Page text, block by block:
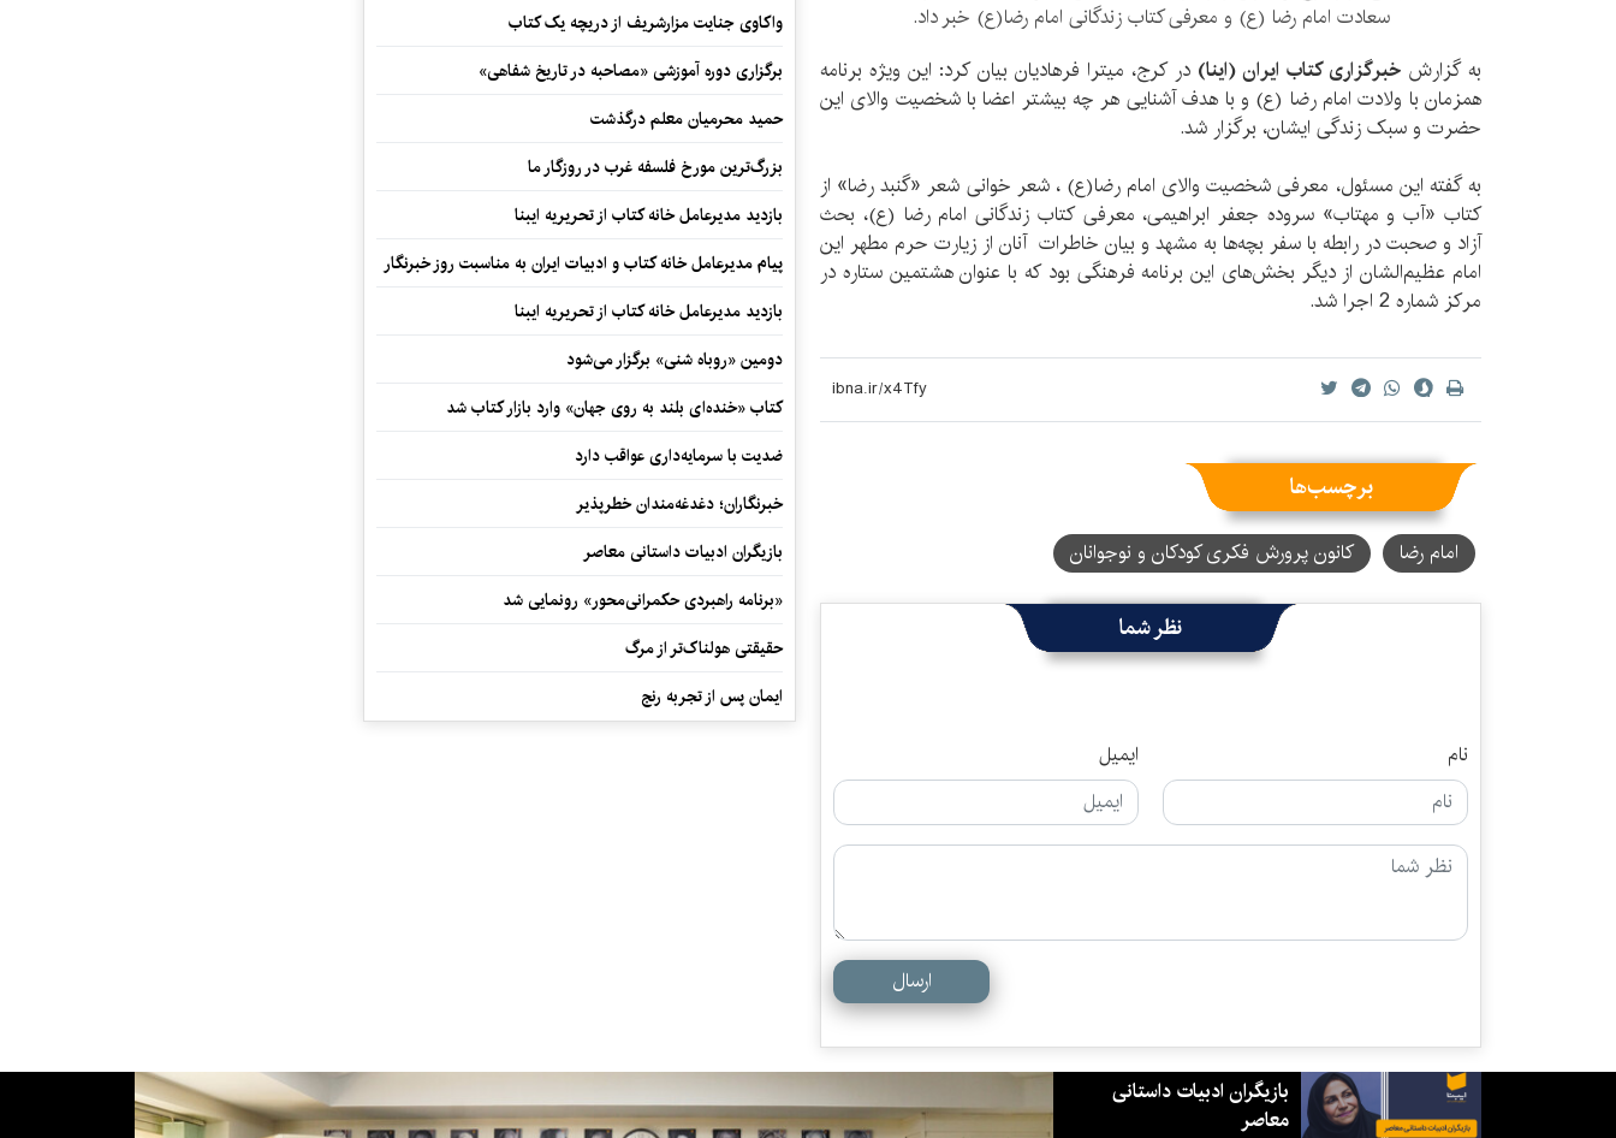
سعادت امام رضا (ع) و معرفی کتاب زندگانی امام رضا(ع) خبر داد.
به گزارش خبرگزاری کتاب ایران (اینا) در کرج، میترا فرهادیان بیان کرد: این ویژه برنامه
همزمان با ولادت امام رضا (ع) و با هدف آشنایی هر چه بیشتر اعضا با شخصیت والای این
حضرت و سبک زندگی ایشان، برگزار شد.
به گفته این مسئول، معرفی شخصیت والای امام رضا(ع) ، شعر خوانی شعر «گنبد رضا» از
کتاب «آب و مهتاب» سروده‌ جعفر ابراهیمی، معرفی کتاب زندگانی امام رضا (ع)، بحث
آزاد و صحبت در رابطه با سفر بچه‌ها به مشهد و بیان خاطرات آنان از زیارت حرم مطهر این
امام عظیم‌الشان از دیگر بخش‌های این برنامه فرهنگی بود که با عنوان هشتمین ستاره در
مرکز شماره 2 اجرا شد.
برچسب‌ها
امام رضا کانون پرورش فکری کودکان و نوجوانان
نظر شما
نام ایمیل
ارسال
واکاوی جنایت مزارشریف از دریچه یک کتاب
برگزاری دوره آموزشی «مصاحبه در تاریخ شفاهی»
حمید محرمیان معلم درگذشت
بزرگ‌ترین مورخ فلسفه غرب در روزگار ما
بازدید مدیرعامل خانه کتاب از تحریریه ایبنا
پیام مدیرعامل خانه کتاب و ادبیات ایران به مناسبت روز خبرنگار
بازدید مدیرعامل خانه کتاب از تحریریه ایبنا
دومین «روباه شنی» برگزار می‌شود
کتاب «خنده‌ای بلند به روی جهان» وارد بازار کتاب شد
ضدیت با سرمایه‌داری عواقب دارد
خبرنگاران؛ دغدغه‌مندان خطرپذیر
بازیگران ادبیات داستانی معاصر
«برنامه راهبردی حکمرانی‌محور» رونمایی شد
حقیقتی هولناک‌تر از مرگ
ایمان پس از تجربه رنج
بازیگران ادبیات داستانی
معاصر